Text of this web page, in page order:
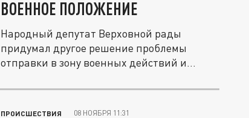
ВОЕННОЕ ПОЛОЖЕНИЕ
Народный депутат Верховной рады
придумал другое решение проблемы
отправки в зону военных действий и
ПРОИСШЕСТВИЯ 08 НОЯБРЯ 11:31